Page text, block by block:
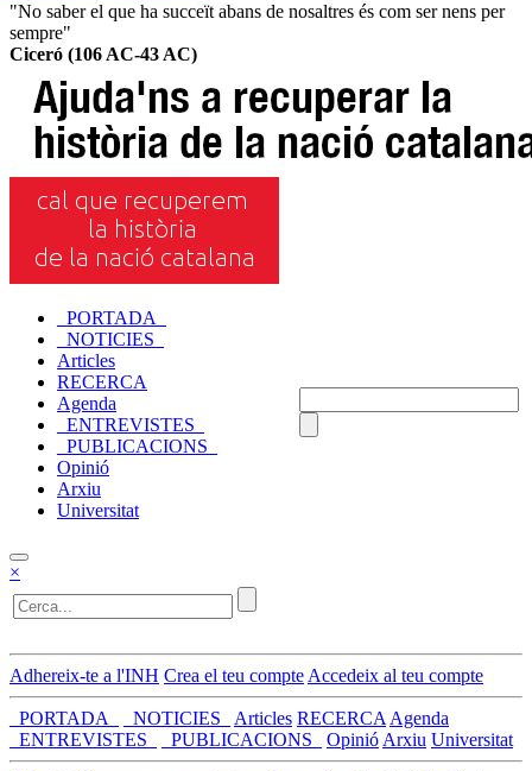
"No saber el que ha succeït abans de nosaltres és com ser nens per
sempre"
Ciceró (106 AC-43 AC)
_PORTADA_
_NOTICIES_
Articles
RECERCA
Agenda
_ENTREVISTES_
_PUBLICACIONS_
Opinió
Arxiu
Universitat
×
Adhereix-te a l'INH Crea el teu compte Accedeix al teu compte
_PORTADA_ _NOTICIES_ Articles RECERCA Agenda
_ENTREVISTES_
_PUBLICACIONS_ Opinió Arxiu Universitat